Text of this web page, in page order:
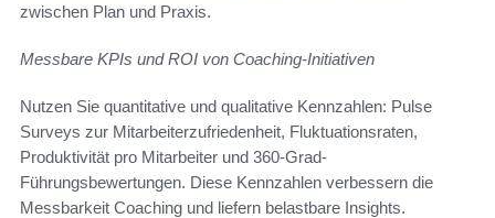
zwischen Plan und Praxis.
Messbare KPIs und ROI von Coaching-Initiativen
Nutzen Sie quantitative und qualitative Kennzahlen: Pulse
Surveys zur Mitarbeiterzufriedenheit, Fluktuationsraten,
Produktivität pro Mitarbeiter und 360-Grad-
Führungsbewertungen. Diese Kennzahlen verbessern die
Messbarkeit Coaching und liefern belastbare Insights.